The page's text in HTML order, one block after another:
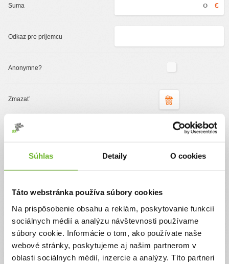
Súhlas Detaily O cookies
Táto webstránka používa súbory cookies
Na prispôsobenie obsahu a reklám, poskytovanie funkcií
sociálnych médií a analýzu návštevnosti používame
súbory cookie. Informácie o tom, ako používate naše
webové stránky, poskytujeme aj našim partnerom v
oblasti sociálnych médií, inzercie a analýzy. Títo partneri
€
ĽudiaĽudom.sk
sprostredkovať dary v plnej výške a zároveň pomôžete
pokryť prevádzkové náklady na chod našej neziskovej
organizácie.
Suma Anonymne?